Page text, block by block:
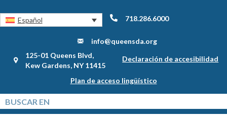
Español 718.286.6000
info@queensda.org
125-01 Queens Blvd,
Kew Gardens, NY 11415
Declaración de accesibilidad
Plan de acceso lingüístico